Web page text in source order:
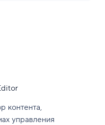
контента,
управления